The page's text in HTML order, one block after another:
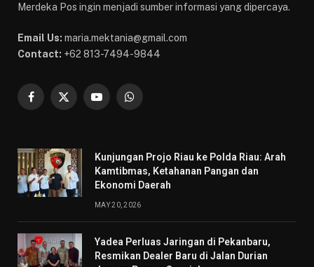
Merdeka Pos ingin menjadi sumber informasi yang dipercaya.
Email Us: maria.mektania@gmail.com
Contact: +62 813-7494-9844
Facebook
X
YouTubeWhatsApp
Kunjungan Projo Riau ke Polda Riau: Arah
Kamtibmas, Ketahanan Pangan dan
Ekonomi Daerah
MAY 20, 2026
Yadea Perluas Jaringan di Pekanbaru,
Resmikan Dealer Baru di Jalan Durian